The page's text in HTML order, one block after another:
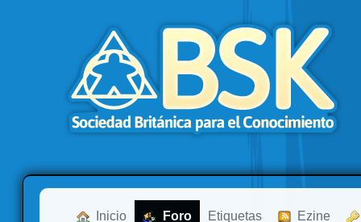
Inicio Foro Etiquetas Ezine